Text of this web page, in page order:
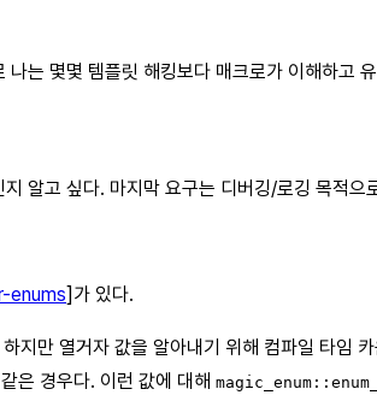
는 몇몇 템플릿 해킹보다 매크로가 이해하고
알고 싶다. 마지막 요구는 디버깅/로깅 목적으
enums]가 있다.
만 열거자 값을 알아내기 위해 컴파일 타임
같은 경우다. 이런 값에 대해